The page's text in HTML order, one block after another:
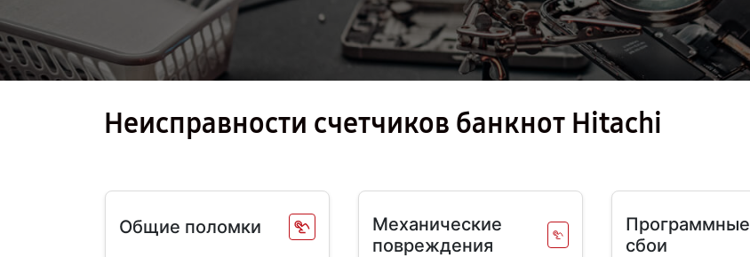
Неисправности счетчиков банкнот Hitachi
Общие поломки
Механические
повреждения
Программные
сбои